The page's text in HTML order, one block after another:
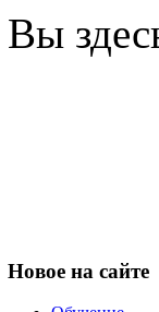
Вы
Новое на сайте